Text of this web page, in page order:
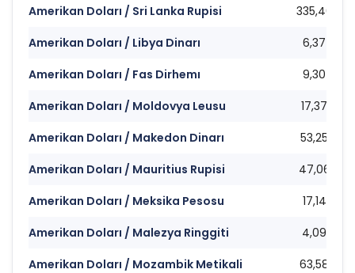
Amerikan Doları / Sri Lanka Rupisi
335,40
Amerikan Doları / Libya Dinarı
6,37
Amerikan Doları / Fas Dirhemı
9,30
Amerikan Doları / Moldovya Leusu
17,37
Amerikan Doları / Makedon Dinarı
53,25
Amerikan Doları / Mauritius Rupisi
47,06
Amerikan Doları / Meksika Pesosu
17,14
Amerikan Doları / Malezya Ringgiti
4,09
Amerikan Doları / Mozambik Metikali
63,58